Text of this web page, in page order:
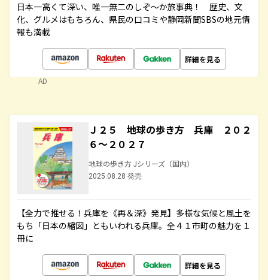
日本一高くて深い、唯一無二のしぞ～か旅事典！ 歴史、文
化、グルメはもちろん、県民の口コミや静岡新聞SBSの地元情
報も満載
詳細を見る
AD
Ｊ２５ 地球の歩き方 兵庫 ２０２
６～２０２７
地球の歩き方 Jシリーズ（国内）
2025.08.28 発売
【全力で推せる！兵庫を《再＆深》発見】多様な気候と風土を
もち「日本の縮図」ともいわれる兵庫。全４１市町の魅力を１
冊に
詳細を見る